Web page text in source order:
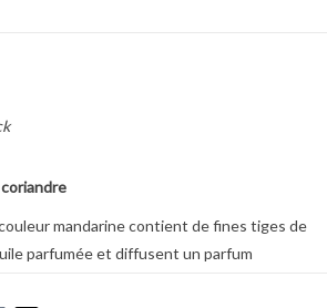
mandarine contient de fines tiges de
parfumée et diffusent un parfum